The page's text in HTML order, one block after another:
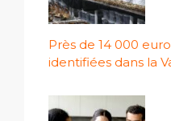
Près de 14 000
identifiées dans la